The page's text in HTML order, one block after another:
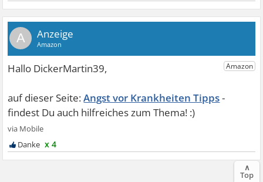
A
Angst vor Krankheiten Tipps
x 4
∧
Top